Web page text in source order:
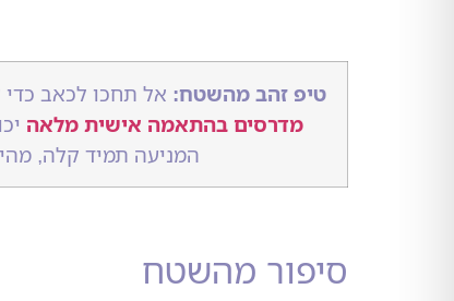
טיפ זהב מהשטח: אל תחכו לכאב כדי
מדרסים בהתאמה אישית מלאה
המניעה תמיד קלה,
סיפור מהשטח